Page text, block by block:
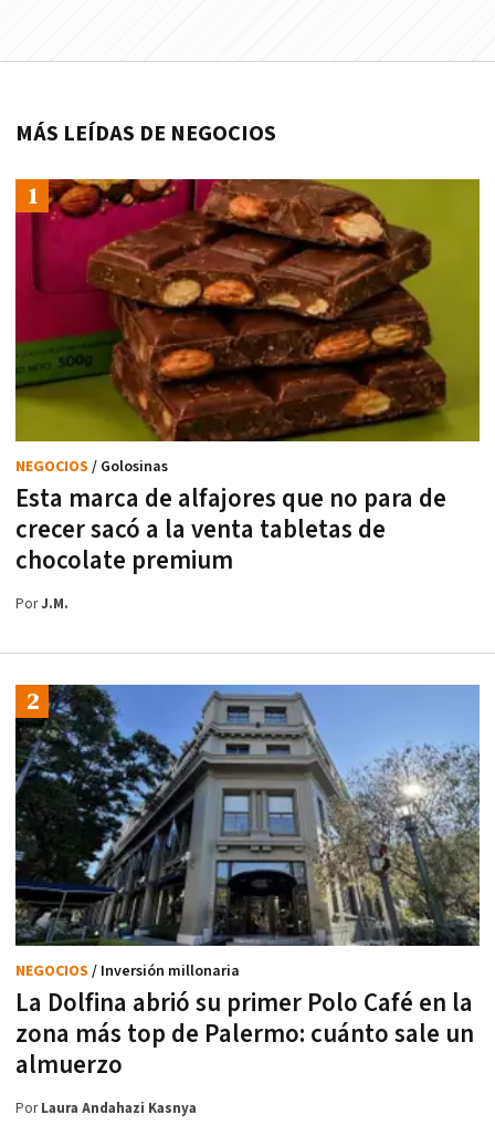
MÁS LEÍDAS DE NEGOCIOS
Esta marca de alfajores que no para de
crecer sacó a la venta tabletas de
chocolate premium
NEGOCIOS / Golosinas
PorJ.M.
La Dolfina abrió su primer Polo Café en la
zona más top de Palermo: cuánto sale un
almuerzo
NEGOCIOS / Inversión millonaria
PorLaura Andahazi Kasnya